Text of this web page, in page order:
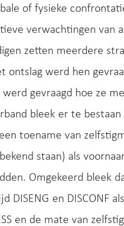
of fysieke
verwachtingen van
zetten meerdere
ontslag werd hen
werd gevraagd hoe ze
bleek er te
toename van
staan) als
Omgekeerd bleek
DISENG en DISCONF
en de mate van